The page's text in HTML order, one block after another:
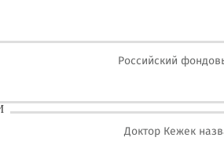
Российский
Доктор Кежек